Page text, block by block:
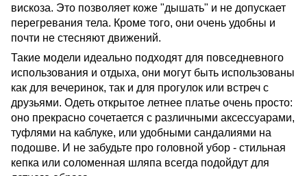
вискоза. Это позволяет коже "дышать" и не допускает
перегревания тела. Кроме того, они очень удобны и
почти не стесняют движений.
Такие модели идеально подходят для повседневного
использования и отдыха, они могут быть использованы
как для вечеринок, так и для прогулок или встреч с
друзьями. Одеть открытое летнее платье очень просто:
оно прекрасно сочетается с различными аксессуарами,
туфлями на каблуке, или удобными сандалиями на
подошве. И не забудьте про головной убор - стильная
кепка или соломенная шляпа всегда подойдут для